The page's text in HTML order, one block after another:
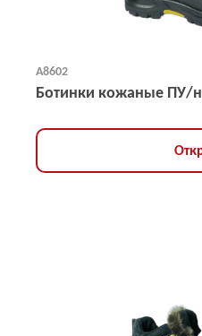
А8602
Ботинки кожаные ПУ/